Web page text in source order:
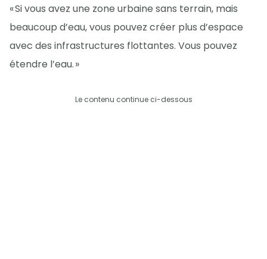
« Si vous avez une zone urbaine sans terrain, mais
beaucoup d’eau, vous pouvez créer plus d’espace
avec des infrastructures flottantes. Vous pouvez
étendre l’eau. »
Le contenu continue ci-dessous